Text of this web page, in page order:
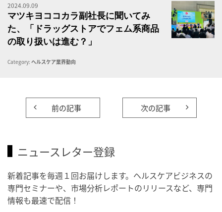
2024.09.09
マツキヨココカラ副社長に聞いてみ
た、「ドラッグストアでフェム系商品
の取り扱いは進む？」
Category: ヘルスケア業界動向
前の記事 次の記事
ニュースレター登録
新着記事を毎週１回お届けします。ヘルスケアビジネスの
専門セミナーや、市場分析レポートのリリースなど、専門
情報も最速で配信！